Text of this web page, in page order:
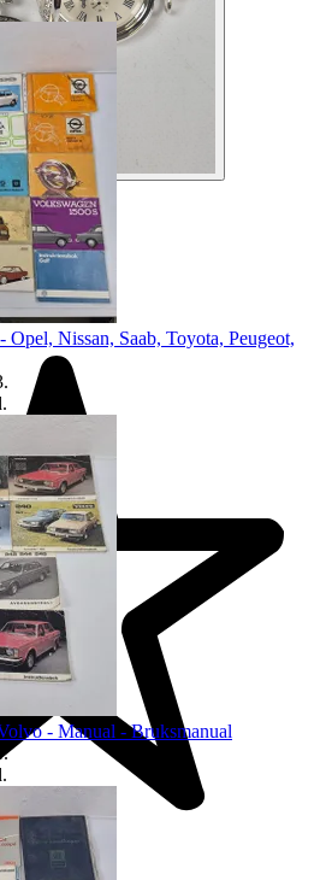
Opel, Nissan, Saab, Toyota, Peugeot,
.
.
- Manual - Bruksmanual
.
.